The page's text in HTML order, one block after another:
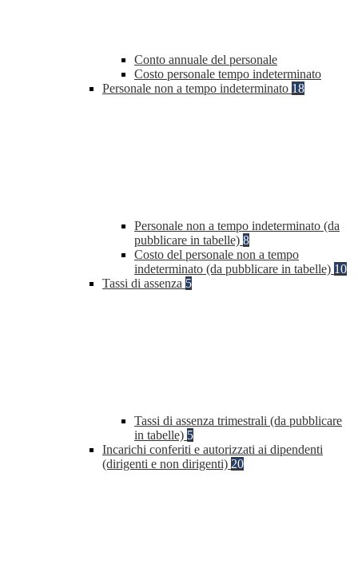
Conto annuale del personale
Costo personale tempo indeterminato
Personale non a tempo indeterminato 18
Personale non a tempo indeterminato (da
pubblicare in tabelle) 8
Costo del personale non a tempo
indeterminato (da pubblicare in tabelle) 10
Tassi di assenza 5
Tassi di assenza trimestrali (da pubblicare
in tabelle) 5
Incarichi conferiti e autorizzati ai dipendenti
(dirigenti e non dirigenti) 20